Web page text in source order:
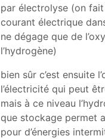
par électrolyse (on fait
courant électrique
ne dégage que de
l’hydrogène)
bien sûr c’est ensuite
l’électricité qui peut
mais à ce niveau
que stockage permet
pour d’énergies